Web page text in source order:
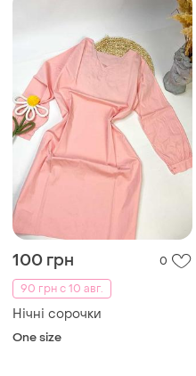
100 грн
0
90 грн с 10 авг.
Нічні сорочки
One size